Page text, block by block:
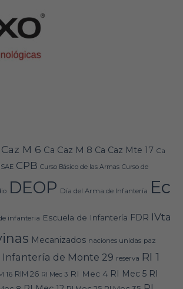
M 6 Ca Caz M 8 Ca Caz Mte 17 Ca
CPB Curso Básico de las Armas Curso de
DEOP Día del Arma de Infantería Ec
infanteria Escuela de Infantería FDR IVta
Mecanizados naciones unidas paz
de Monte 29 reserva RI 1
16 RIM 26 RI Mec 3 RI Mec 4 RI Mec 5 RI